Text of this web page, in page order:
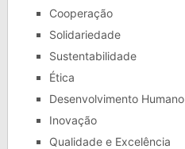
Cooperação
Solidariedade
Sustentabilidade
Ética
Desenvolvimento Humano
Inovação
Qualidade e Excelência